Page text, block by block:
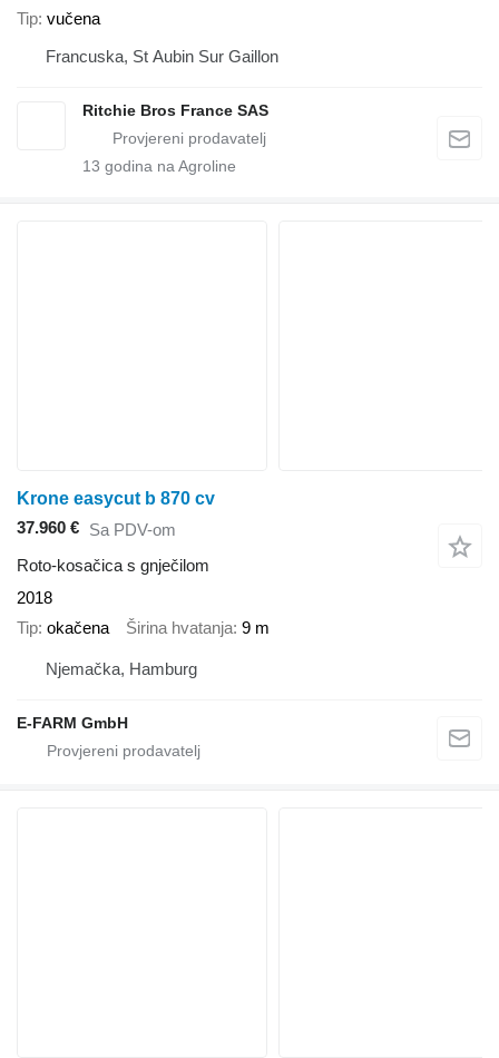
Tip vučena
Francuska, St Aubin Sur Gaillon
Ritchie Bros France SAS
13 godina na Agroline
Krone easycut b 870 cv
37.960 € Sa PDV-om
Roto-kosačica s gnječilom
2018
Tip okačena Širina hvatanja 9 m
Njemačka, Hamburg
E-FARM GmbH